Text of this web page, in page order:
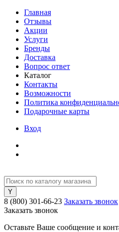
Главная
Отзывы
Акции
Услуги
Бренды
Доставка
Вопрос ответ
Каталог
Контакты
Возможности
Политика
Подарочные карты
Вход
8 (800) 301-66-23 Заказать звонок
Заказать звонок
Оставьте Ваше сообщение и